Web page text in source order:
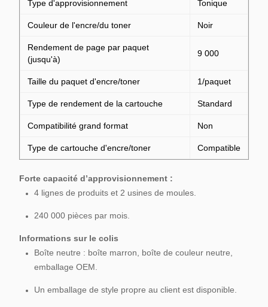
Type d'approvisionnement Tonique
Couleur de l'encre/du toner Noir
Rendement de page par paquet
(jusqu'à)
9 000
Taille du paquet d'encre/toner 1/paquet
Type de rendement de la cartouche Standard
Compatibilité grand format Non
Type de cartouche d'encre/toner Compatible
Forte capacité d’approvisionnement :
4 lignes de produits et 2 usines de moules.
240 000 pièces par mois.
Informations sur le colis
Boîte neutre : boîte marron, boîte de couleur neutre,
emballage OEM.
Un emballage de style propre au client est disponible.